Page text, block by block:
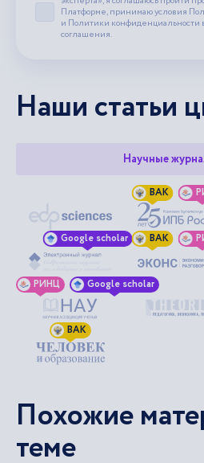
Принять пользовательское
Платформе, принимаю условия
и Политики конфиденциальности
соглашения.
Наши статьи
Научные
ВАК
Google scholar ВАК
РИНЦ Google scholar
ВАК
Похожие
теме